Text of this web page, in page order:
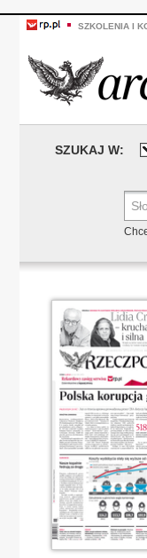
SZKOLENIA I
SZUKAJ W: